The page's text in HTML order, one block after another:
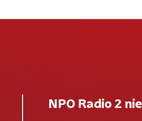
NPO Radio 2